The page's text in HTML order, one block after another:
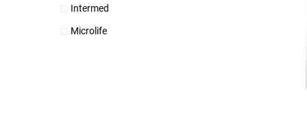
Intermed
Microlife